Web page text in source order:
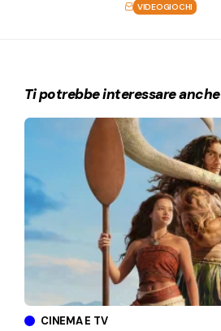
VIDEOGIOCHI
Ti potrebbe interessare anche
CINEMA E TV